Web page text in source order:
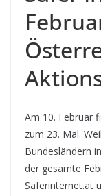
Am 10. Februar
zum 23. Mal.
Bundesländern
der gesamte
Saferinternet.at